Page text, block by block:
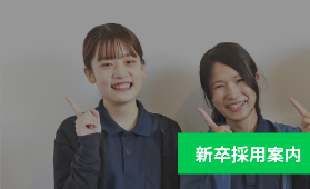
新卒採用案内